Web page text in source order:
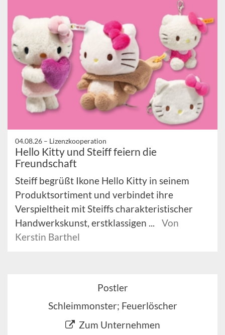
04.08.26 – Lizenzkooperation
Hello Kitty und Steiff feiern die
Freundschaft
Steiff begrüßt Ikone Hello Kitty in seinem
Produktsortiment und verbindet ihre
Verspieltheit mit Steiffs charakteristischer
Handwerkskunst, erstklassigen ...
Von
Kerstin Barthel
Postler
Schleimmonster; Feuerlöscher
Zum Unternehmen